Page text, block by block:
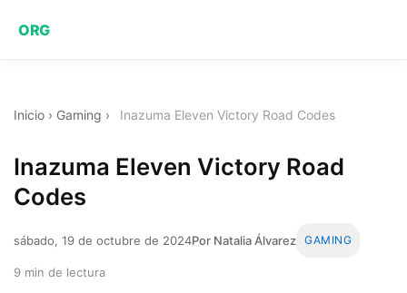
ORG
Inicio › Gaming › Inazuma Eleven Victory Road Codes
Inazuma Eleven Victory Road
Codes
sábado, 19 de octubre de 2024Por Natalia Álvarez GAMING
9 min de lectura